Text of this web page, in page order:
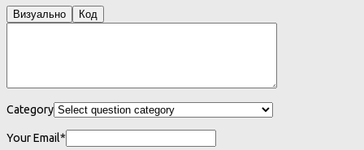
Визуально Код
Category
Your Email*